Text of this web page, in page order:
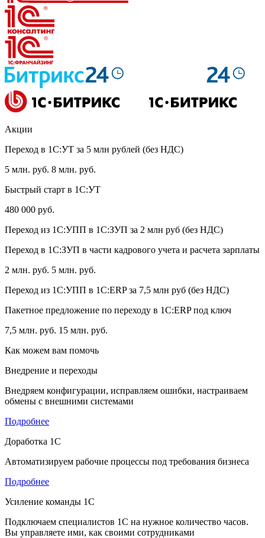
Акции
Переход в 1С:УТ за 5 млн рублей (без НДС)
5 млн. руб. 8 млн. руб.
Быстрый старт в 1С:УТ
480 000 руб.
Переход из 1С:УПП в 1С:ЗУП за 2 млн руб (без НДС)
Переход в 1С:ЗУП в части кадрового учета и расчета зарплаты
2 млн. руб. 5 млн. руб.
Переход из 1С:УПП в 1С:ERP за 7,5 млн руб (без НДС)
Пакетное предложение по переходу в 1С:ERP под ключ
7,5 млн. руб. 15 млн. руб.
Как можем вам помочь
Внедрение и переходы
Внедряем конфигурации, исправляем ошибки, настраиваем
обмены с внешними системами
Подробнее
Доработка 1С
Автоматизируем рабочие процессы под требования бизнеса
Подробнее
Усиление команды 1С
Подключаем специалистов 1С на нужное количество часов.
Вы управляете ими, как своими сотрудниками